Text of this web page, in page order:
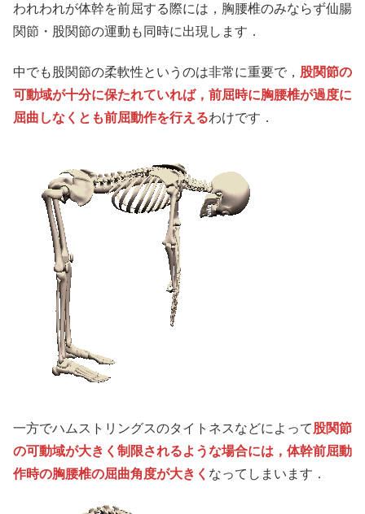
われわれが体幹を前屈する際には，胸腰椎のみならず仙腸
関節・股関節の運動も同時に出現します．
中でも股関節の柔軟性というのは非常に重要で， 股関節の
可動域が十分に保たれていれば，前屈時に胸腰椎が過度に
屈曲しなくとも前屈動作を行えるわけです．
一方でハムストリングスのタイトネスなどによって股関節
の可動域が大きく制限されるような場合には，体幹前屈動
作時の胸腰椎の屈曲角度が大きく なってしまいます．